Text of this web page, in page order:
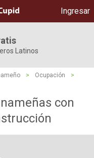
Ingresar
Latinos
> Ocupación
>
con